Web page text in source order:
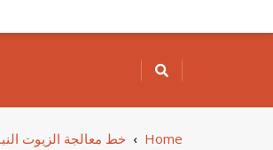
to
Home
› خط معالجة الزيوت